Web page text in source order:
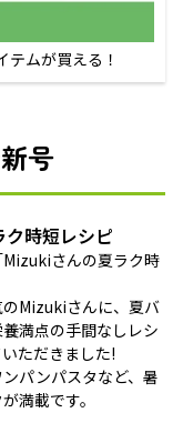
テムが買える！
号
時短レシピ
さんの夏ラク時
Mizukiさんに、夏バ
満点の手間なしレシ
ただきました!
パンパスタなど、暑
満載です。